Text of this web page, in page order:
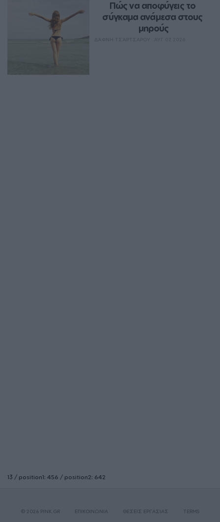
Πώς να αποφύγεις το
σύγκαμα ανάμεσα στους
μηρούς
13 / position1: 456 / position2: 642
© 2026 PINK.GR ΕΠΙΚΟΙΝΩΝΙΑ ΘΕΣΕΙΣ ΕΡΓΑΣΙΑΣ TERMS